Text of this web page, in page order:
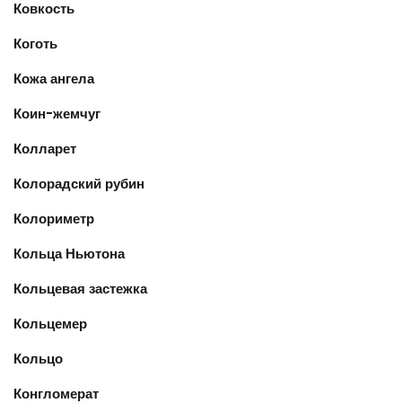
Ковкость
Коготь
Кожа ангела
Коин-жемчуг
Колларет
Колорадский рубин
Колориметр
Кольца Ньютона
Кольцевая застежка
Кольцемер
Кольцо
Конгломерат